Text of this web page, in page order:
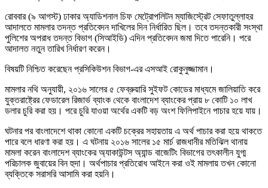
রোববার (৯ আগস্ট) ঢাকার অ্যাডিশনাল চিফ মেট্রোপলিটন ম্যাজিস্ট্রেট সেফাতুল্লাহর
আদালতে মামলার তদন্ত প্রতিবেদন দাখিলের দিন নির্ধারিত ছিল। তবে তদন্তকারী সংস্থা
পুলিশের অপরাধ তদন্ত বিভাগ (সিআইডি) এদিন প্রতিবেদন জমা দিতে পারেনি। পরে
আদালত নতুন তারিখ নির্ধারণ করেন।
বিষয়টি নিশ্চিত করেছেন প্রসিকিউশন বিভাগ-এর এসআই রোকুনুজ্জামান।
মামলার নথি অনুযায়ী, ২০১৬ সালের ৫ ফেব্রুয়ারি সুইফট কোডের মাধ্যমে জালিয়াতি করে
যুক্তরাষ্ট্রের ফেডারেল রিজার্ভ ব্যাংক থেকে বাংলাদেশ ব্যাংকের প্রায় ৮ কোটি ১০ লাখ
ডলার চুরি করা হয়। পরে চুরি যাওয়া অর্থের একটি বড় অংশ ফিলিপাইনে পাচার হয়ে যায়।
ঘটনার পর বাংলাদেশে থাকা কোনো একটি চক্রের সহায়তায় এ অর্থ পাচার করা হয়ে থাকতে
পারে বলে ধারণা করা হয়। এ ঘটনায় ২০১৬ সালের ১৫ মার্চ রাজধানীর মতিঝিল থানায়
মামলা করেন বাংলাদেশ ব্যাংকের অ্যাকাউন্টস অ্যান্ড বাজেটিং বিভাগের তৎকালীন যুগ্ম
পরিচালক জুবায়ের বিন হুদা। অর্থপাচার প্রতিরোধ আইনে করা ওই মামলায় তখন কোনো
ব্যক্তিকে সরাসরি আসামি করা হয়নি।